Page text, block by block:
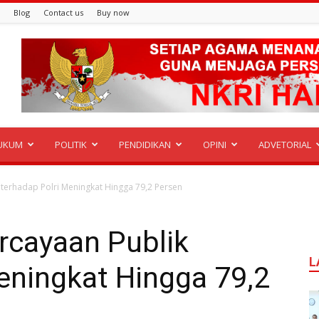
Blog Contact us Buy now
POLITIK PENDIDIKAN OPINI ADVETORIAL
Polri Meningkat Hingga 79,2 Persen
Publik
Hingga 79,2